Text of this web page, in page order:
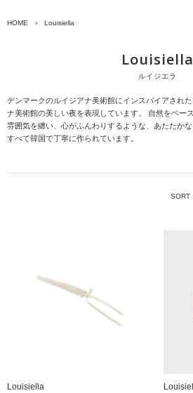
HOME › Louisiella
Louisiella
ルイジエラ
デンマークのルイジアナ美術館にインスパイアされた
ナ美術館の美しい夜を表現しています。
自然をベー
雰囲気を纏い、心がふんわりするような、あたたか
すべて韓国で丁寧に作られています。
SORT :
Louisiella